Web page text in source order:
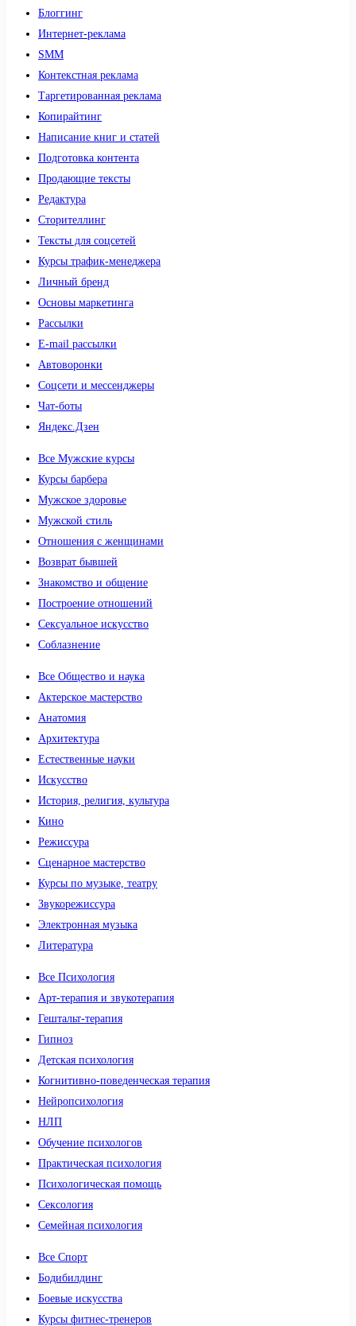
Блоггинг
Интернет-реклама
SMM
Контекстная реклама
Таргетированная реклама
Копирайтинг
Написание книг и статей
Подготовка контента
Продающие тексты
Редактура
Сторителлинг
Тексты для соцсетей
Курсы трафик-менеджера
Личный бренд
Основы маркетинга
Рассылки
E-mail рассылки
Автоворонки
Соцсети и мессенджеры
Чат-боты
Яндекс.Дзен
Все Мужские курсы
Курсы барбера
Мужское здоровье
Мужской стиль
Отношения с женщинами
Возврат бывшей
Знакомство и общение
Построение отношений
Сексуальное искусство
Соблазнение
Все Общество и наука
Актерское мастерство
Анатомия
Архитектура
Естественные науки
Искусство
История, религия, культура
Кино
Режиссура
Сценарное мастерство
Курсы по музыке, театру
Звукорежиссура
Электронная музыка
Литература
Все Психология
Арт-терапия и звукотерапия
Гештальт-терапия
Гипноз
Детская психология
Когнитивно-поведенческая терапия
Нейропсихология
НЛП
Обучение психологов
Практическая психология
Психологическая помощь
Сексология
Семейная психология
Все Спорт
Бодибилдинг
Боевые искусства
Курсы фитнес-тренеров